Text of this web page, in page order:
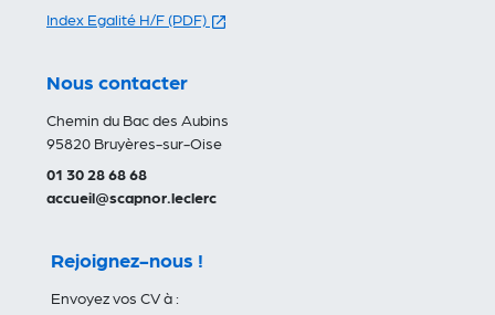
Index Egalité H/F (PDF) (s'ouvre dans un nouvel onglet)
Nous contacter
Chemin du Bac des Aubins
95820 Bruyères-sur-Oise
01 30 28 68 68
accueil@scapnor.leclerc
Rejoignez-nous !
Envoyez vos CV à :